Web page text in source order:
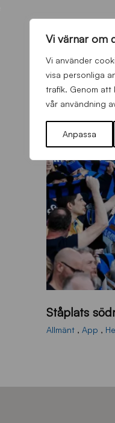
Vi värnar om
Vi använder
visa personliga
trafik. Genom att
vår användning
Anpassa
ö
d
Allmänt , App ,